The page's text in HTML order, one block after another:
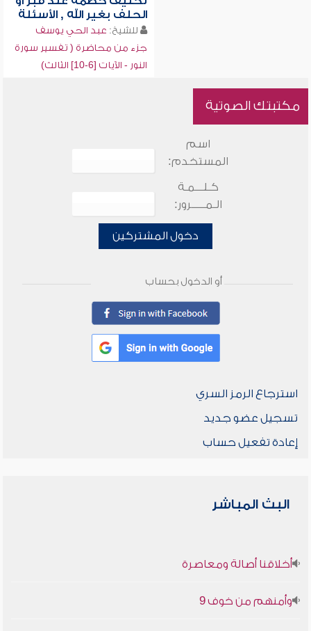
الحلف بغير الله , الأسئلة
للشيخ: عبد الحي يوسف
جزء من محاضرة ( تفسير سورة
النور - الآيات [6-10] الثالث)
مكتبتك الصوتية
اسم
المستخدم:
كـلـــمـة
الـمـــــرور:
دخول المشتركين
أو الدخول بحساب
استرجاع الرمز السري
تسجيل عضو جديد
إعادة تفعيل حساب
البث المباشر
أخلاقنا أصالة ومعاصرة
وأمنهم من خوف 9